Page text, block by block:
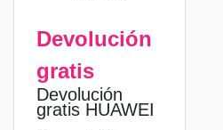
Devolución
gratis
Devolución
gratis HUAWEI